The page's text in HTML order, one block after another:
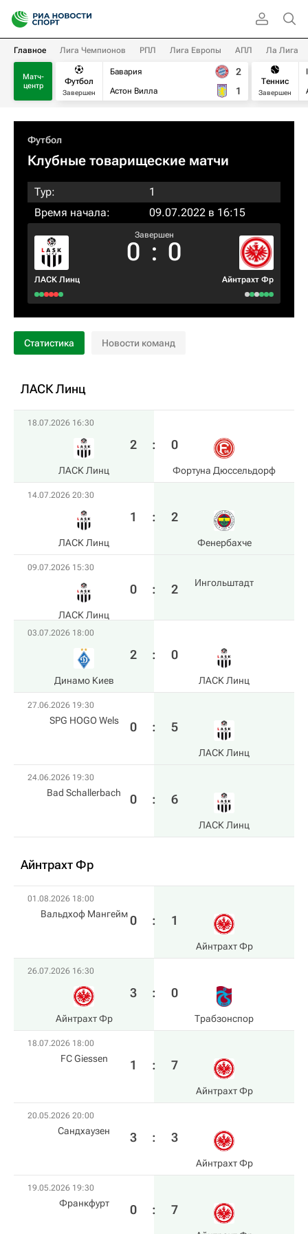
Главное Лига Чемпионов РПЛ Лига Европы АПЛ Ла Лига
Матч-
центр
Футбол
Завершен
Бавария
Астон Вилла
2
1
Теннис
Завершен
Футбол
Клубные товарищеские матчи
Тур:
1
Время начала:
09.07.2022 в 16:15
ЛАСК Линц
Завершен
0 : 0
Айнтрахт Фр
Статистика Новости команд
ЛАСК Линц
18.07.2026 16:30
ЛАСК Линц
2 : 0
Фортуна Дюссельдорф
14.07.2026 20:30
ЛАСК Линц
1 : 2
Фенербахче
09.07.2026 15:30
ЛАСК Линц
0 : 2 Ингольштадт
03.07.2026 18:00
Динамо Киев
2 : 0
ЛАСК Линц
27.06.2026 19:30
SPG HOGO Wels 0 : 5
ЛАСК Линц
24.06.2026 19:30
Bad Schallerbach 0 : 6
ЛАСК Линц
Айнтрахт Фр
01.08.2026 18:00
Вальдхоф Мангейм 0 : 1
Айнтрахт Фр
26.07.2026 16:30
Айнтрахт Фр
3 : 0
Трабзонспор
18.07.2026 18:00
FC Giessen 1 : 7
Айнтрахт Фр
20.05.2026 20:00
Сандхаузен 3 : 3
Айнтрахт Фр
19.05.2026 19:30
Франкфурт 0 : 7